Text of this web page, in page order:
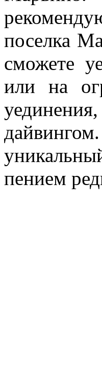
поселка
сможете
или на
пением